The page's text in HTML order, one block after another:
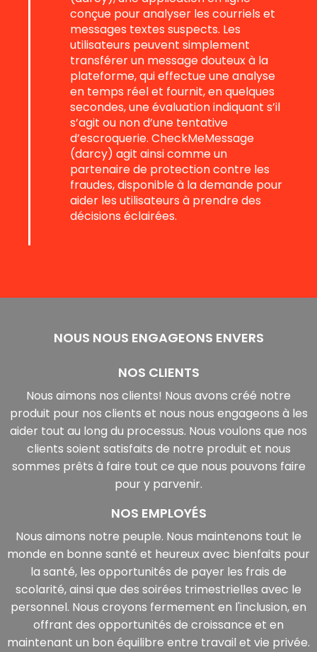
conçue pour analyser les courriels et
messages textes suspects. Les
utilisateurs peuvent simplement
transférer un message douteux à la
plateforme, qui effectue une analyse
en temps réel et fournit, en quelques
secondes, une évaluation indiquant s’il
s’agit ou non d’une tentative
d’escroquerie. CheckMeMessage
(darcy) agit ainsi comme un
partenaire de protection contre les
fraudes, disponible à la demande pour
aider les utilisateurs à prendre des
décisions éclairées.
NOUS NOUS ENGAGEONS ENVERS
NOS CLIENTS
Nous aimons nos clients! Nous avons créé notre
produit pour nos clients et nous nous engageons à les
aider tout au long du processus. Nous voulons que nos
clients soient satisfaits de notre produit et nous
sommes prêts à faire tout ce que nous pouvons faire
pour y parvenir.
NOS EMPLOYÉS
Nous aimons notre peuple. Nous maintenons tout le
monde en bonne santé et heureux avec bienfaits pour
la santé, les opportunités de payer les frais de
scolarité, ainsi que des soirées trimestrielles avec le
personnel. Nous croyons fermement en l'inclusion, en
offrant des opportunités de croissance et en
maintenant un bon équilibre entre travail et vie privée.